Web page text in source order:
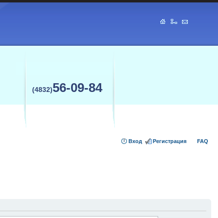
(4832)56-09-84
FAQ
Регистрация
Вход